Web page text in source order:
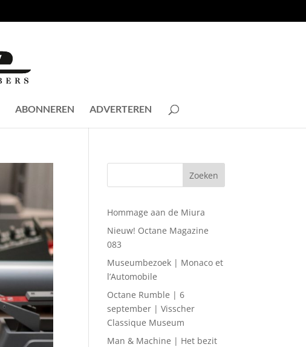
ABONNEREN ADVERTEREN
Hommage aan de Miura
Nieuw! Octane Magazine
083
Museumbezoek | Monaco et
l’Automobile
Octane Rumble | 6
september | Visscher
Classique Museum
Man & Machine | Het bezit